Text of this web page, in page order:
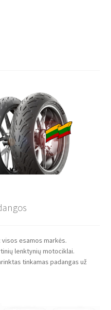
esamos markės.
lenktynių motociklai.
tinkamas padangas už